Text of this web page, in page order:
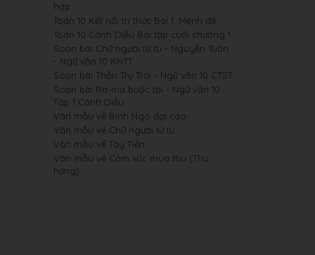
hợp
Toán 10 Kết nối tri thức Bài 1: Mệnh đề
Toán 10 Cánh Diều Bài tập cuối chương 1
Soạn bài Chữ người tử tù - Nguyễn Tuân
- Ngữ văn 10 KNTT
Soạn bài Thần Trụ Trời - Ngữ văn 10 CTST
Soạn bài Ra-ma buộc tội - Ngữ văn 10
Tập 1 Cánh Diều
Văn mẫu về Bình Ngô đại cáo
Văn mẫu về Chữ người tử tù
Văn mẫu về Tây Tiến
Văn mẫu về Cảm xúc mùa thu (Thu
hứng)